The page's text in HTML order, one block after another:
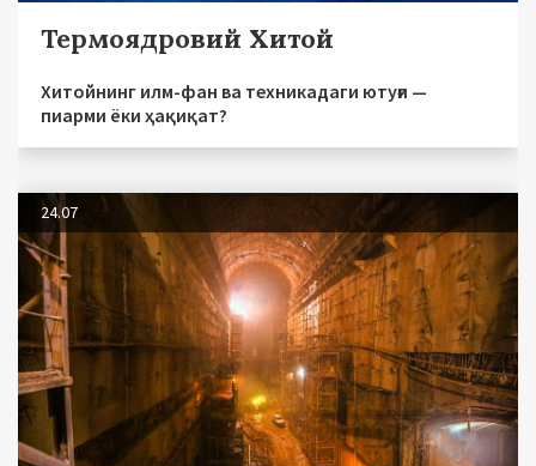
Термоядровий Хитой
Хитойнинг илм-фан ва техникадаги ютуғи —
пиарми ёки ҳақиқат?
24.07